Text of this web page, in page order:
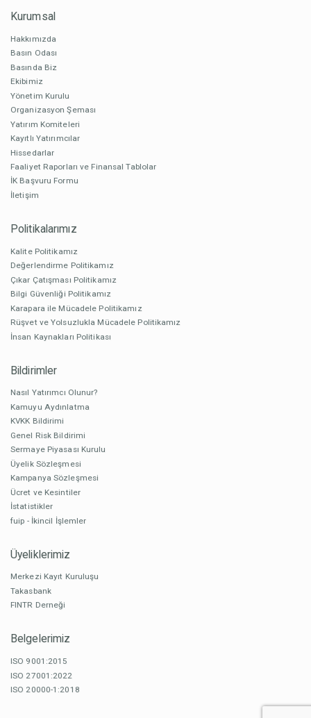
Kurumsal
Hakkımızda
Basın Odası
Basında Biz
Ekibimiz
Yönetim Kurulu
Organizasyon Şeması
Yatırım Komiteleri
Kayıtlı Yatırımcılar
Hissedarlar
Faaliyet Raporları ve Finansal Tablolar
İK Başvuru Formu
İletişim
Politikalarımız
Kalite Politikamız
Değerlendirme Politikamız
Çıkar Çatışması Politikamız
Bilgi Güvenliği Politikamız
Karapara ile Mücadele Politikamız
Rüşvet ve Yolsuzlukla Mücadele Politikamız
İnsan Kaynakları Politikası
Bildirimler
Nasıl Yatırımcı Olunur?
Kamuyu Aydınlatma
KVKK Bildirimi
Genel Risk Bildirimi
Sermaye Piyasası Kurulu
Üyelik Sözleşmesi
Kampanya Sözleşmesi
Ücret ve Kesintiler
İstatistikler
fuip - İkincil İşlemler
Üyeliklerimiz
Merkezi Kayıt Kuruluşu
Takasbank
FINTR Derneği
Belgelerimiz
ISO 9001:2015
ISO 27001:2022
ISO 20000-1:2018